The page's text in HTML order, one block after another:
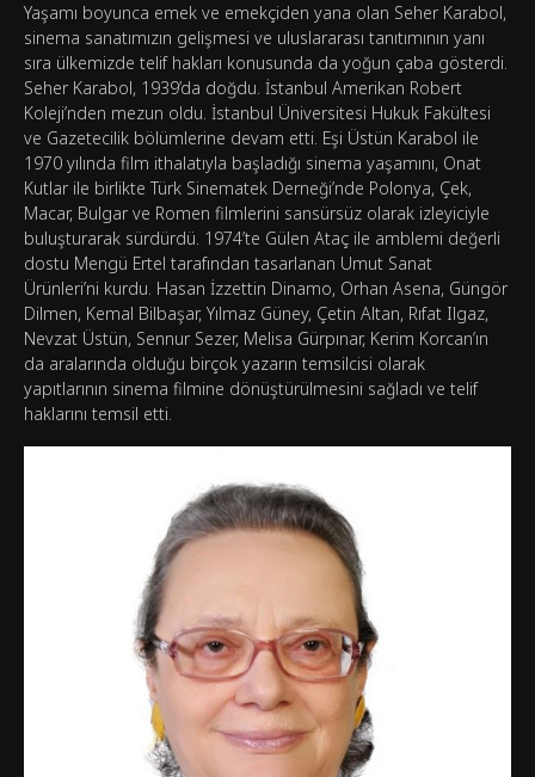
Yaşamı boyunca emek ve emekçiden yana olan Seher Karabol,
sinema sanatımızın gelişmesi ve uluslararası tanıtımının yanı
sıra ülkemizde telif hakları konusunda da yoğun çaba gösterdi.
Seher Karabol, 1939’da doğdu. İstanbul Amerikan Robert
Koleji’nden mezun oldu. İstanbul Üniversitesi Hukuk Fakültesi
ve Gazetecilik bölümlerine devam etti. Eşi Üstün Karabol ile
1970 yılında film ithalatıyla başladığı sinema yaşamını, Onat
Kutlar ile birlikte Türk Sinematek Derneği’nde Polonya, Çek,
Macar, Bulgar ve Romen filmlerini sansürsüz olarak izleyiciyle
buluşturarak sürdürdü. 1974’te Gülen Ataç ile amblemi değerli
dostu Mengü Ertel tarafından tasarlanan Umut Sanat
Ürünleri’ni kurdu. Hasan İzzettin Dinamo, Orhan Asena, Güngör
Dilmen, Kemal Bilbaşar, Yılmaz Güney, Çetin Altan, Rıfat Ilgaz,
Nevzat Üstün, Sennur Sezer, Melisa Gürpınar, Kerim Korcan’ın
da aralarında olduğu birçok yazarın temsilcisi olarak
yapıtlarının sinema filmine dönüştürülmesini sağladı ve telif
haklarını temsil etti.